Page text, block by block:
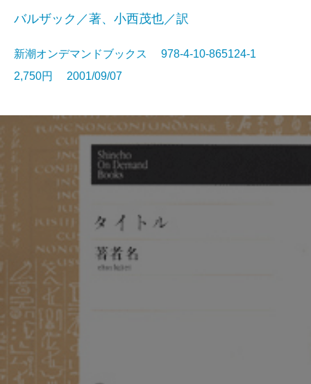
バルザック／著、小西茂也／訳
新潮オンデマンドブックス 978-4-10-865124-1
2,750円 2001/09/07